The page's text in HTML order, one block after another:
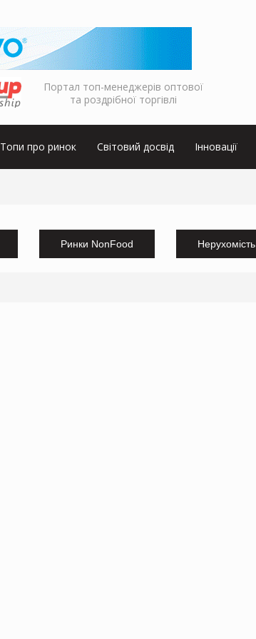
Портал топ-менеджерів оптової
та роздрібної торгівлі
Топи про ринок Світовий досвід Інновації
Ринки NonFood Нерухомість